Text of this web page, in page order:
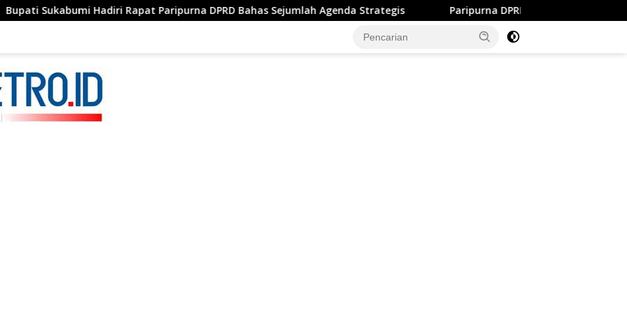
Rapat Paripurna DPRD Bahas Sejumlah Agenda Strategis Paripurna DPRD, Bupati Sukabumi Paparkan Perubahan